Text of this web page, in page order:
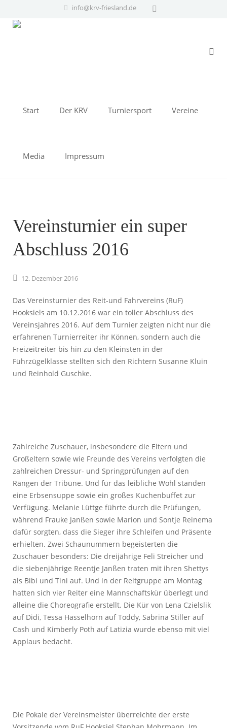
info@krv-friesland.de
Start Der KRV Turniersport Vereine
Media Impressum
Vereinsturnier ein super
Abschluss 2016
12. Dezember2016
Das Vereinsturnier des Reit-und Fahrvereins (RuF)
Hooksiels am 10.12.2016 war ein toller Abschluss des
Vereinsjahres 2016. Auf dem Turnier zeigten nicht nur die
erfahrenen Turnierreiter ihr Können, sondern auch die
Freizeitreiter bis hin zu den Kleinsten in der
Führzügelklasse stellten sich den Richtern Susanne Kluin
und Reinhold Guschke.
Zahlreiche Zuschauer, insbesondere die Eltern und
Großeltern sowie wie Freunde des Vereins verfolgten die
zahlreichen Dressur- und Springprüfungen auf den
Rängen der Tribüne. Und für das leibliche Wohl standen
eine Erbsensuppe sowie ein großes Kuchenbuffet zur
Verfügung. Melanie Lüttge führte durch die Prüfungen,
während Frauke Janßen sowie Marion und Sontje Reinema
dafür sorgten, dass die Sieger ihre Schleifen und Präsente
erhielten. Zwei Schaunummern begeisterten die
Zuschauer besonders: Die dreijährige Feli Streicher und
die siebenjährige Reentje Janßen traten mit ihren Shettys
als Bibi und Tini auf. Und in der Reitgruppe am Montag
hatten sich vier Reiter eine Mannschaftskür überlegt und
alleine die Choreografie erstellt. Die Kür von Lena Czielslik
auf Didi, Tessa Hasselhorn auf Toddy, Sabrina Stiller auf
Cash und Kimberly Poth auf Latizia wurde ebenso mit viel
Applaus bedacht.
Die Pokale der Vereinsmeister überreichte der erste